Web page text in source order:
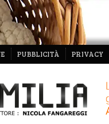
PUBBLICITÀ PRIVACY